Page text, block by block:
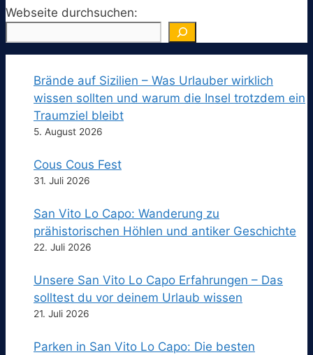
Webseite durchsuchen:
Brände auf Sizilien – Was Urlauber wirklich
wissen sollten und warum die Insel trotzdem ein
Traumziel bleibt
5. August 2026
Cous Cous Fest
31. Juli 2026
San Vito Lo Capo: Wanderung zu
prähistorischen Höhlen und antiker Geschichte
22. Juli 2026
Unsere San Vito Lo Capo Erfahrungen – Das
solltest du vor deinem Urlaub wissen
21. Juli 2026
Parken in San Vito Lo Capo: Die besten